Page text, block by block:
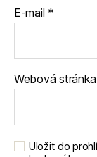
E-mail *
Webová stránka
Uložit do